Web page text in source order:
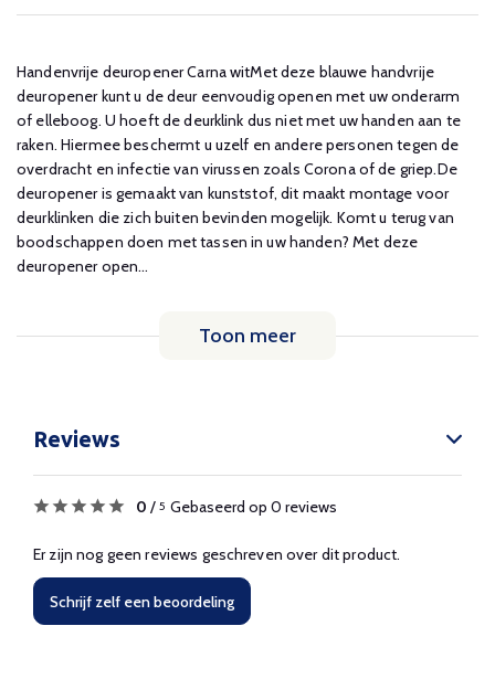
Handenvrije deuropener Carna witMet deze blauwe handvrije
deuropener kunt u de deur eenvoudig openen met uw onderarm
of elleboog. U hoeft de deurklink dus niet met uw handen aan te
raken. Hiermee beschermt u uzelf en andere personen tegen de
overdracht en infectie van virussen zoals Corona of de griep.De
deuropener is gemaakt van kunststof, dit maakt montage voor
deurklinken die zich buiten bevinden mogelijk. Komt u terug van
boodschappen doen met tassen in uw handen? Met deze
deuropener open...
Toon meer
Reviews
0 / 5 Gebaseerd op 0 reviews
Er zijn nog geen reviews geschreven over dit product.
Schrijf zelf een beoordeling